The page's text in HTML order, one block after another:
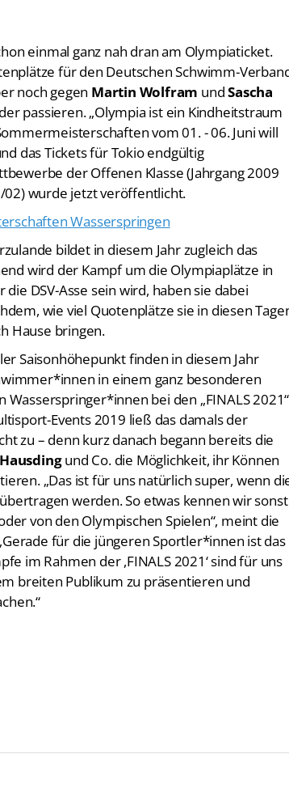
für den Deutschen Schwimm-Verband
noch gegenMartin WolframundSascha
passieren. „Olympia ist ein Kindheitstraum
vom 01. - 06. Juni will
das Tickets für Tokio endgültig
der Offenen Klasse (Jahrgang 2009
02) wurde jetzt veröffentlicht.
Wasserspringen
bildet in diesem Jahr zugleich das
wird der Kampf um die Olympiaplätze in
DSV-Asse sein wird, haben sie dabei
wie viel Quotenplätze sie in diesen Tagen
Hause bringen.
Saisonhöhepunkt finden in diesem Jahr
in einem ganz besonderen
bei den „FINALS 2021“
Events 2019 ließ das damals der
zu – denn kurz danach begann bereits die
und Co. die Möglichkeit, ihr Können
„Das ist für uns natürlich super, wenn die
werden. So etwas kennen wir sonst
von den Olympischen Spielen“, meint die
für die jüngeren Sportler*innen ist das
im Rahmen der ,FINALS 2021‘ sind für uns
breiten Publikum zu präsentieren und